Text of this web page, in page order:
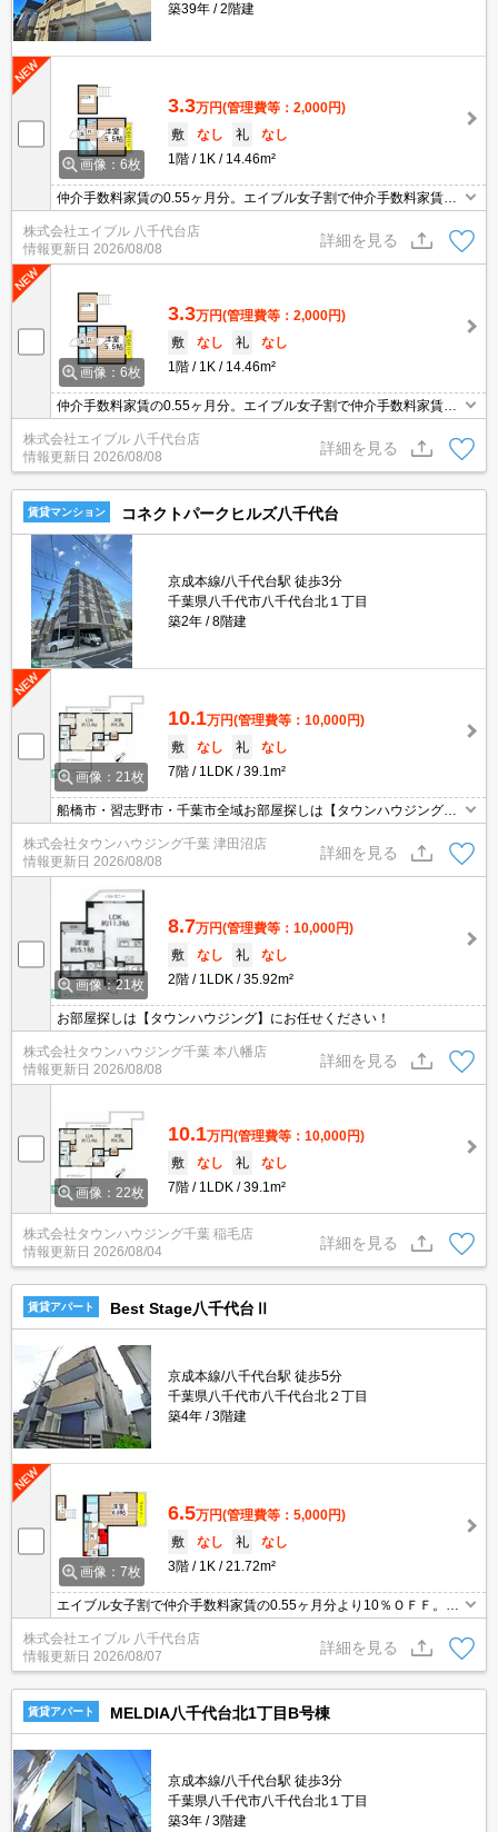
築39年
2階建
画像：6枚
3.3万円(管理費等：2,000円)
敷
なし 礼
なし
1階
1K 14.46m²
仲介手数料家賃の0.55ヶ月分。エイブル女子割で仲介手数料家賃の
0.55ヶ月分より10％ＯＦＦ。オンライン内見相談可。閑静な住宅
街。あなたの新生活応援します！。住環境、あなたの目でお確かめ
ください。
株式会社エイブル 八千代台店
情報更新日 2026/08/08
詳細を見る
画像：6枚
3.3万円(管理費等：2,000円)
敷
なし 礼
なし
1階
1K 14.46m²
仲介手数料家賃の0.55ヶ月分。エイブル女子割で仲介手数料家賃の
0.55ヶ月分より10％ＯＦＦ。オンライン内見相談可。閑静な住宅
街。あなたの新生活応援します！。住環境、あなたの目でお確かめ
ください。
株式会社エイブル 八千代台店
情報更新日 2026/08/08
詳細を見る
賃貸マンション コネクトパークヒルズ八千代台
京成本線/八千代台駅 徒歩3分
千葉県八千代市八千代台北１丁目
築2年
8階建
画像：21枚
10.1万円(管理費等：10,000円)
敷
なし 礼
なし
7階
1LDK 39.1m²
船橋市・習志野市・千葉市全域お部屋探しは【タウンハウジング津
田沼店】にお任せください！
株式会社タウンハウジング千葉 津田沼店
情報更新日 2026/08/08
詳細を見る
画像：21枚
8.7万円(管理費等：10,000円)
敷
なし 礼
なし
2階
1LDK 35.92m²
お部屋探しは【タウンハウジング】にお任せください！
株式会社タウンハウジング千葉 本八幡店
情報更新日 2026/08/08
詳細を見る
画像：22枚
10.1万円(管理費等：10,000円)
敷
なし 礼
なし
7階
1LDK 39.1m²
株式会社タウンハウジング千葉 稲毛店
情報更新日 2026/08/04
詳細を見る
賃貸アパート Best Stage八千代台Ⅱ
京成本線/八千代台駅 徒歩5分
千葉県八千代市八千代台北２丁目
築4年
3階建
画像：7枚
6.5万円(管理費等：5,000円)
敷
なし 礼
なし
3階
1K 21.72m²
エイブル女子割で仲介手数料家賃の0.55ヶ月分より10％ＯＦＦ。オ
ンライン内見相談可。保証会社加入要(月額総支払額の100%、10,0
00円/年)。生活環境良好。住環境、あなたの目でお確かめくださ
い。
株式会社エイブル 八千代台店
情報更新日 2026/08/07
詳細を見る
賃貸アパート MELDIA八千代台北1丁目B号棟
京成本線/八千代台駅 徒歩3分
千葉県八千代市八千代台北１丁目
築3年
3階建